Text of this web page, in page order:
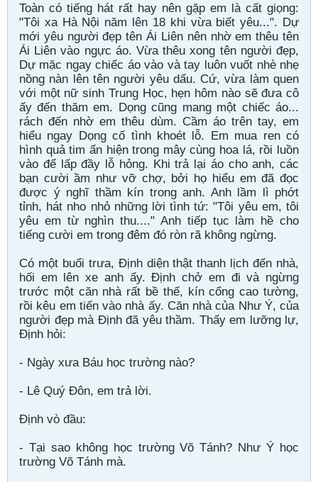
Toàn có tiếng hát rất hay nên gặp em là cất giọng:
"Tôi xa Hà Nội năm lên 18 khi vừa biết yêu...". Dự
mới yêu người đẹp tên Ái Liên nên nhờ em thêu tên
Ái Liên vào ngực áo. Vừa thêu xong tên người đẹp,
Dự mặc ngay chiếc áo vào và tay luôn vuốt nhè nhẹ
nồng nàn lên tên người yêu dấu. Cứ, vừa làm quen
với một nữ sinh Trung Học, hẹn hôm nào sẽ đưa cô
ấy đến thăm em. Dọng cũng mang một chiếc áo...
rách đến nhờ em thêu dùm. Cầm áo trên tay, em
hiểu ngay Dọng cố tình khoét lỗ. Em mua ren có
hình quả tim ẩn hiện trong mây cùng hoa lá, rồi luồn
vào để lấp đầy lỗ hỏng. Khi trả lại áo cho anh, các
bạn cười ầm như vỡ chợ, bởi họ hiểu em đã đọc
được ý nghĩ thầm kín trong anh. Anh lầm lì phớt
tỉnh, hát nho nhỏ những lời tình tứ: "Tôi yêu em, tôi
yêu em từ nghìn thu...." Anh tiếp tục làm hề cho
tiếng cười em trong đêm đó ròn rã không ngừng.
Có một buổi trưa, Định diện thật thanh lịch đến nhà,
hối em lên xe anh ấy. Định chở em đi và ngừng
trước một căn nhà rất bề thế, kín cổng cao tường,
rồi kêu em tiến vào nhà ấy. Căn nhà của Như Ý, của
người đẹp mà Định đã yêu thầm. Thấy em lưỡng lự,
Định hỏi:
- Ngày xưa Báu học trường nào?
- Lê Quý Đôn, em trả lời.
Định vò đầu:
- Tại sao không học trường Võ Tánh? Như Ý học
trường Võ Tánh mà.